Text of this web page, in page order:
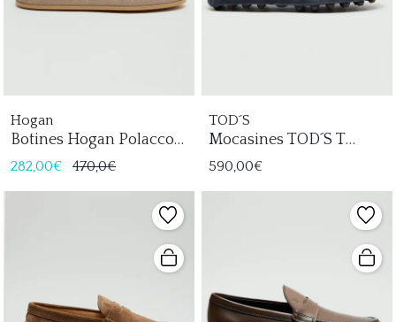
Hogan
Botines Hogan Polacco
Hombre
282,00€ 470,0€
TOD´S
Mocasines TOD´S T
Timeless Hombre
590,00€